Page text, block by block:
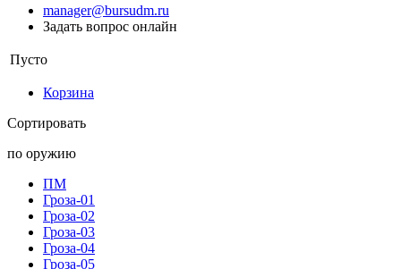
manager@bursudm.ru
Задать вопрос онлайн
Пусто
Корзина
Сортировать
по оружию
ПМ
Гроза-01
Гроза-02
Гроза-03
Гроза-04
Гроза-05